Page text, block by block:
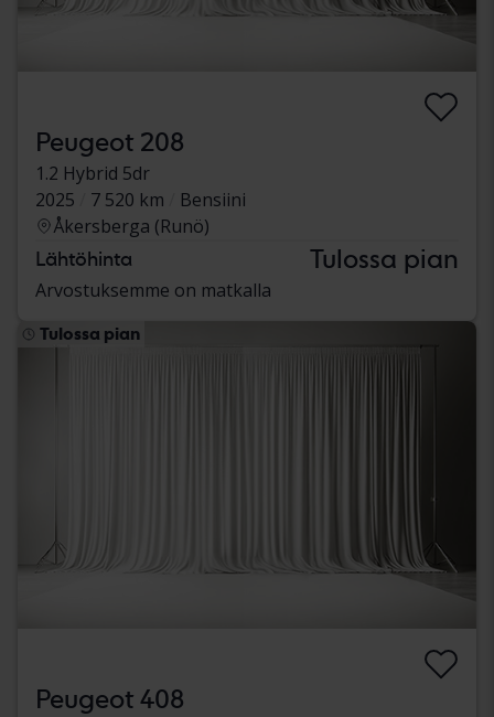
Peugeot 208
1.2 Hybrid 5dr
2025
7 520 km
Bensiini
Åkersberga (Runö)
Lähtöhinta Tulossa pian
Arvostuksemme on matkalla
Tulossa pian
Peugeot 408